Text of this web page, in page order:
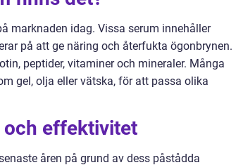
marknaden idag. Vissa serum innehåller
på att ge näring och återfukta ögonbrynen.
peptider, vitaminer och mineraler. Många
gel, olja eller vätska, för att passa olika
och effektivitet
åren på grund av dess påstådda